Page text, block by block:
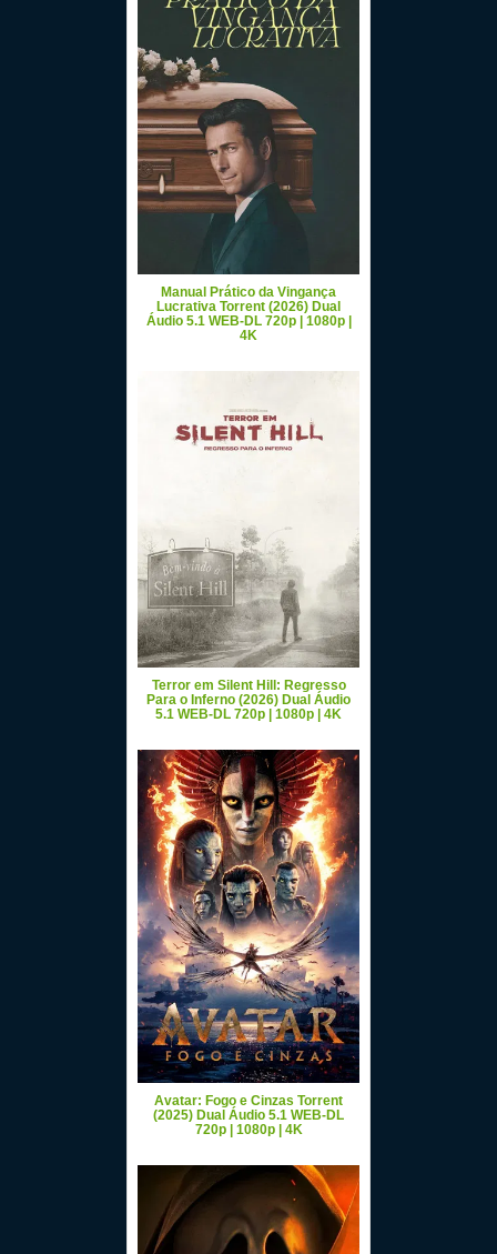
Manual Prático da Vingança
Lucrativa Torrent (2026) Dual
Áudio 5.1 WEB-DL 720p | 1080p |
4K
Terror em Silent Hill: Regresso
Para o Inferno (2026) Dual Áudio
5.1 WEB-DL 720p | 1080p | 4K
Avatar: Fogo e Cinzas Torrent
(2025) Dual Áudio 5.1 WEB-DL
720p | 1080p | 4K